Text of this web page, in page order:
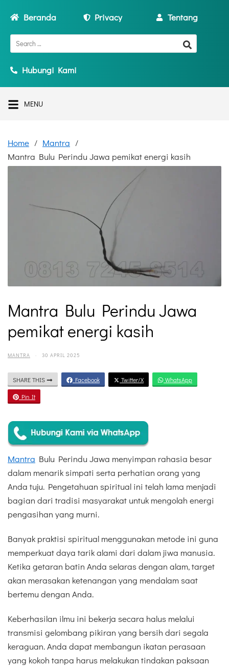
Beranda Privacy Tentang
Hubungi Kami
MENU
Home
Mantra
Mantra Bulu Perindu Jawa pemikat energi kasih
Mantra Bulu Perindu Jawa
pemikat energi kasih
MANTRA · 30 APRIL 2025
SHARE THIS Facebook Twitter/X WhatsApp
Pin It
Mantra Bulu Perindu Jawa menyimpan rahasia besar
dalam menarik simpati serta perhatian orang yang
Anda tuju. Pengetahuan spiritual ini telah lama menjadi
bagian dari tradisi masyarakat untuk mengolah energi
pengasihan yang murni.
Banyak praktisi spiritual menggunakan metode ini guna
memperkuat daya tarik alami dari dalam jiwa manusia.
Ketika getaran batin Anda selaras dengan alam, target
akan merasakan ketenangan yang mendalam saat
bertemu dengan Anda.
Keberhasilan ilmu ini bekerja secara halus melalui
transmisi gelombang pikiran yang bersih dari segala
keraguan. Anda dapat membangun ikatan perasaan
yang kokoh tanpa harus melakukan tindakan paksaan